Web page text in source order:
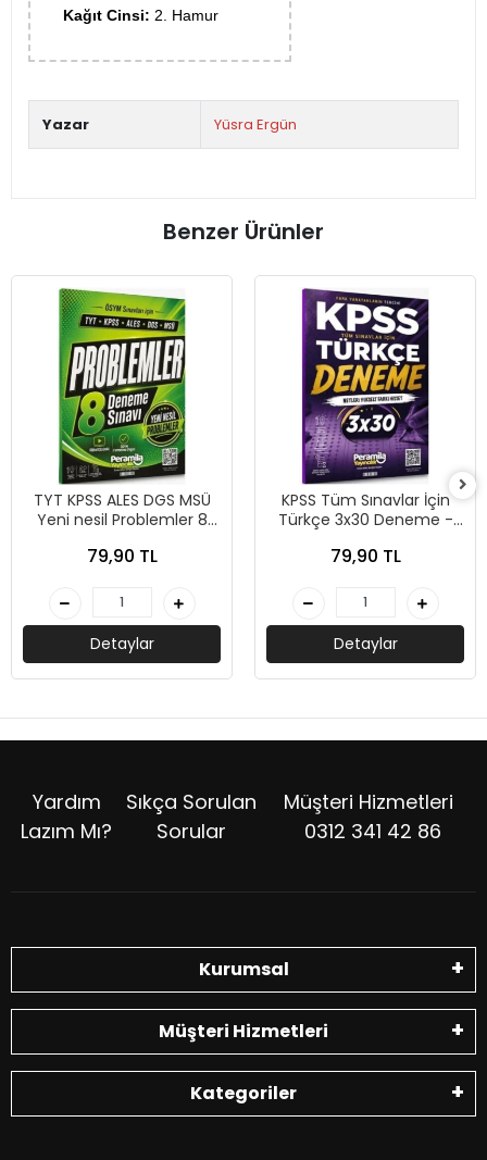
Kağıt Cinsi: 2. Hamur
Yazar Yüsra Ergün
Benzer Ürünler
TYT KPSS ALES DGS MSÜ
Yeni nesil Problemler 8
Yayıncılık
79,90 TL
Detaylar
KPSS Tüm Sınavlar İçin
Türkçe 3x30 Deneme -
79,90 TL
Detaylar
Yardım
Lazım Mı?
Sıkça Sorulan
Sorular
Müşteri Hizmetleri
0312 341 42 86
Kurumsal
Müşteri Hizmetleri
Kategoriler